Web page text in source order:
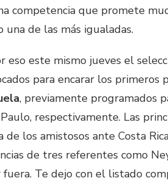
competencia que promete
una de las más igualadas.
eso este mismo jueves el
para encarar los primeros
, previamente programados
respectivamente. Las
de los amistosos ante Costa
de tres referentes como
Te dejo con el listado